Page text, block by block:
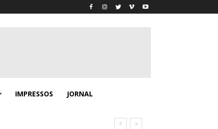
IMPRESSOS JORNAL